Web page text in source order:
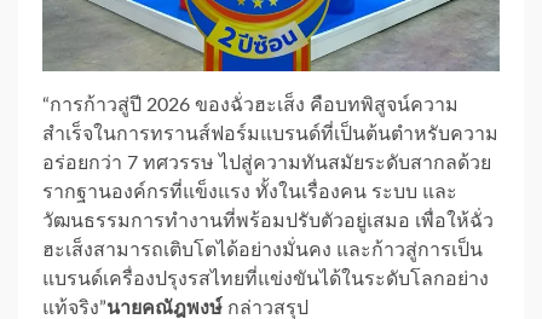
“การก้าวสู่ปี 2026 ของฉั่วฮะเส็ง คือบทพิสูจน์ความ
สำเร็จในการทรานส์ฟอร์มแบรนด์ที่เป็นต้นตำหรับความ
อร่อยกว่า 7 ทศวรรษ ไปสู่ความทันสมัยระดับสากลด้วย
รากฐานองค์กรที่แข็งแรง ทั้งในเรื่องคน ระบบ และ
วัฒนธรรมการทำงานที่พร้อมปรับตัวอยู่เสมอ เพื่อให้ฉั่ว
ฮะเส็งสามารถเติบโตได้อย่างมั่นคง และก้าวสู่การเป็น
แบรนด์เครื่องปรุงรสไทยที่แข่งขันได้ในระดับโลกอย่าง
แท้จริง”นายคณัฎพงษ์ กล่าวสรุป